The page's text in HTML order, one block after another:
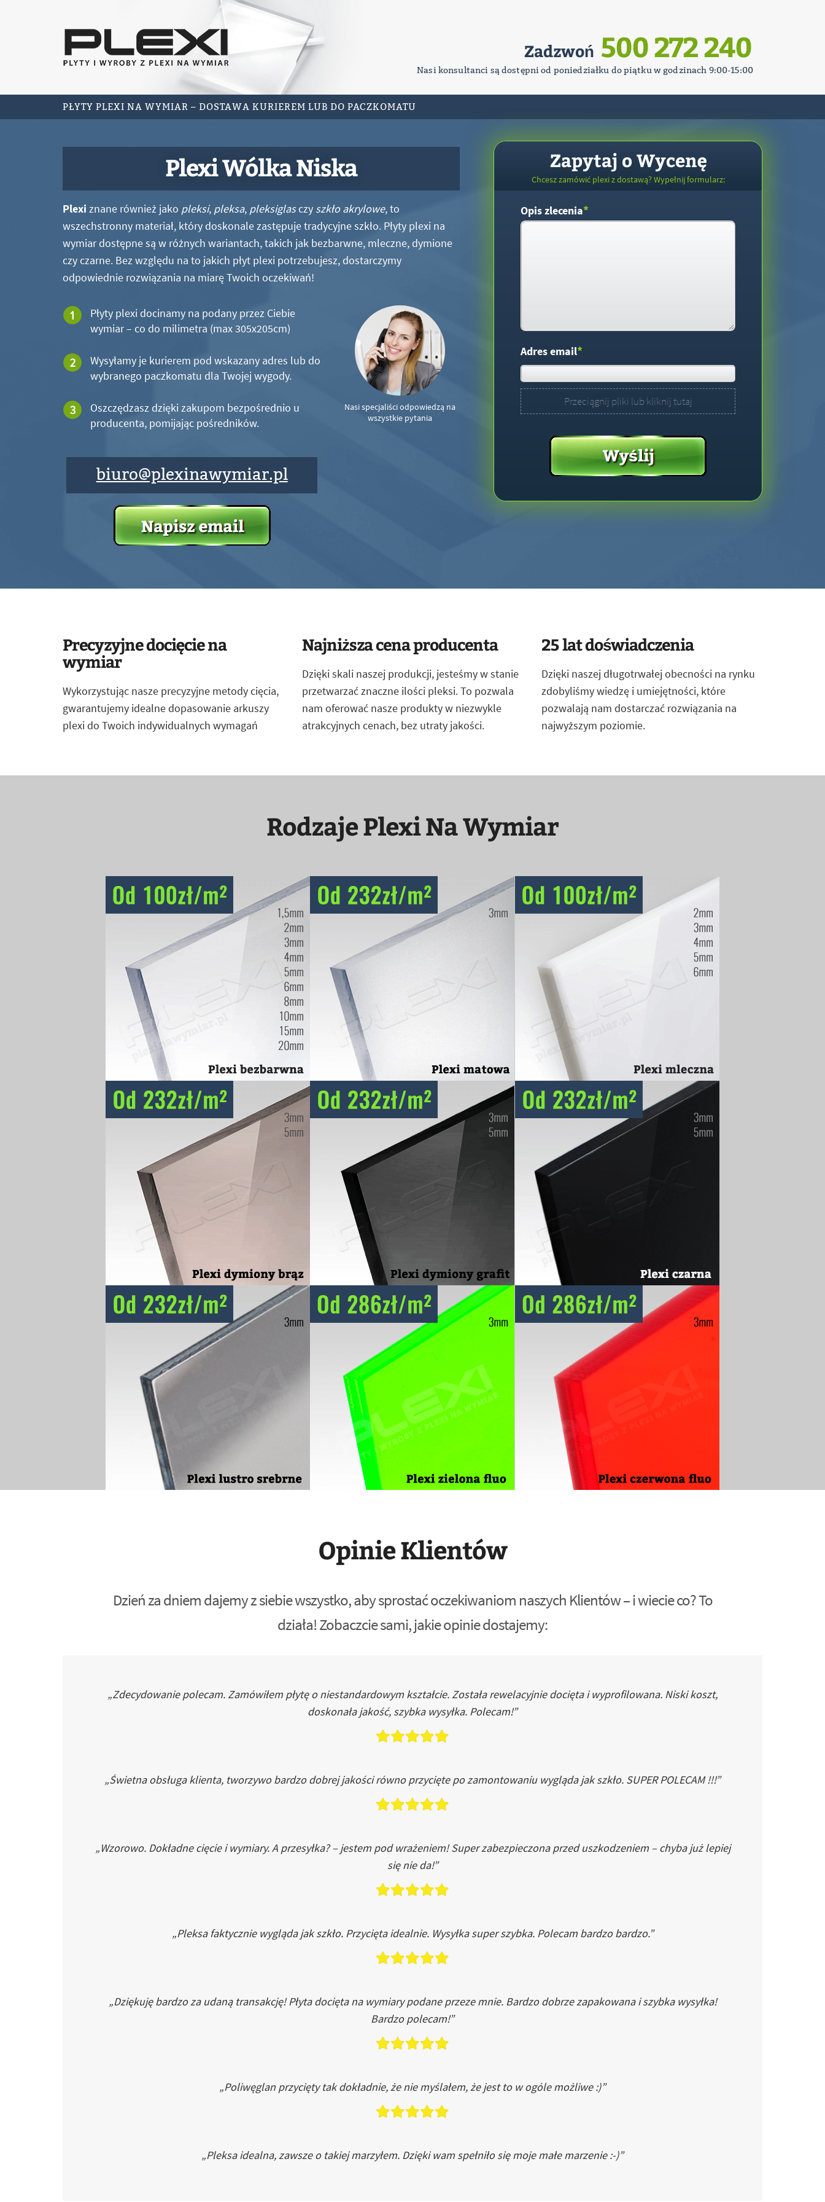
Zadzwoń 500 272 240
Nasi konsultanci są dostępni od poniedziałku do piątku w godzinach 9:00-15:00
PŁYTY PLEXI NA WYMIAR – DOSTAWA KURIEREM LUB DO PACZKOMATU
Plexi Wólka Niska
Plexi znane również jako pleksi, pleksa, pleksiglasczy szkło akrylowe, to
wszechstronny materiał, który doskonale zastępuje tradycyjne szkło. Płyty plexi na
wymiar dostępne są w różnych wariantach, takich jak bezbarwne, mleczne, dymione
czy czarne. Bez względu na to jakich płyt plexi potrzebujesz, dostarczymy
odpowiednie rozwiązania na miarę Twoich oczekiwań!
Płyty plexi docinamy na podany przez Ciebie
wymiar – co do milimetra (max 305x205cm)
Wysyłamy je kurierem pod wskazany adres lub do
wybranego paczkomatu dla Twojej wygody.
Oszczędzasz dzięki zakupom bezpośrednio u
producenta, pomijając pośredników.
biuro@plexinawymiar.pl
Nasi specjaliści odpowiedzą na
wszystkie pytania
Zapytaj o Wycenę
Chcesz zamówić plexi z dostawą? Wypełnij formularz:
Opis zlecenia*
Adres email*
Przeciągnij pliki lub kliknij tutaj
Precyzyjne docięcie na
wymiar
Wykorzystując nasze precyzyjne metody cięcia,
gwarantujemy idealne dopasowanie arkuszy
plexi do Twoich indywidualnych wymagań
Najniższa cena producenta
Dzięki skali naszej produkcji, jesteśmy w stanie
przetwarzać znaczne ilości pleksi. To pozwala
nam oferować nasze produkty w niezwykle
atrakcyjnych cenach, bez utraty jakości.
25 lat doświadczenia
Dzięki naszej długotrwałej obecności na rynku
zdobyliśmy wiedzę i umiejętności, które
pozwalają nam dostarczać rozwiązania na
najwyższym poziomie.
Rodzaje Plexi Na Wymiar
Opinie Klientów
Dzień za dniem dajemy z siebie wszystko, aby sprostać oczekiwaniom naszych Klientów – i wiecie co? To
działa! Zobaczcie sami, jakie opinie dostajemy:
„Zdecydowanie polecam. Zamówiłem płytę o niestandardowym kształcie. Została rewelacyjnie docięta i wyprofilowana. Niski koszt,
doskonała jakość, szybka wysyłka. Polecam!”
„Świetna obsługa klienta, tworzywo bardzo dobrej jakości równo przycięte po zamontowaniu wygląda jak szkło. SUPER POLECAM !!!”
„Wzorowo. Dokładne cięcie i wymiary. A przesyłka? – jestem pod wrażeniem! Super zabezpieczona przed uszkodzeniem – chyba już lepiej
się nie da!”
„Pleksa faktycznie wygląda jak szkło. Przycięta idealnie. Wysyłka super szybka. Polecam bardzo bardzo.”
„Dziękuję bardzo za udaną transakcję! Płyta docięta na wymiary podane przeze mnie. Bardzo dobrze zapakowana i szybka wysyłka!
Bardzo polecam!”
„Poliwęglan przycięty tak dokładnie, że nie myślałem, że jest to w ogóle możliwe :)”
„Pleksa idealna, zawsze o takiej marzyłem. Dzięki wam spełniło się moje małe marzenie :-)”